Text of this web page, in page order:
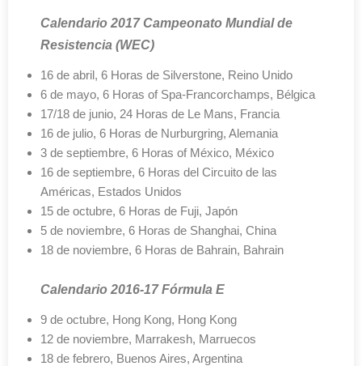
Calendario 2017 Campeonato Mundial de
Resistencia (WEC)
16 de abril, 6 Horas de Silverstone, Reino Unido
6 de mayo, 6 Horas of Spa-Francorchamps, Bélgica
17/18 de junio, 24 Horas de Le Mans, Francia
16 de julio, 6 Horas de Nurburgring, Alemania
3 de septiembre, 6 Horas of México, México
16 de septiembre, 6 Horas del Circuito de las
Américas, Estados Unidos
15 de octubre, 6 Horas de Fuji, Japón
5 de noviembre, 6 Horas de Shanghai, China
18 de noviembre, 6 Horas de Bahrain, Bahrain
Calendario 2016-17 Fórmula E
9 de octubre, Hong Kong, Hong Kong
12 de noviembre, Marrakesh, Marruecos
18 de febrero, Buenos Aires, Argentina